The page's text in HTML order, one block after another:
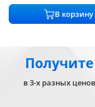
В корзину
в 3-х разных